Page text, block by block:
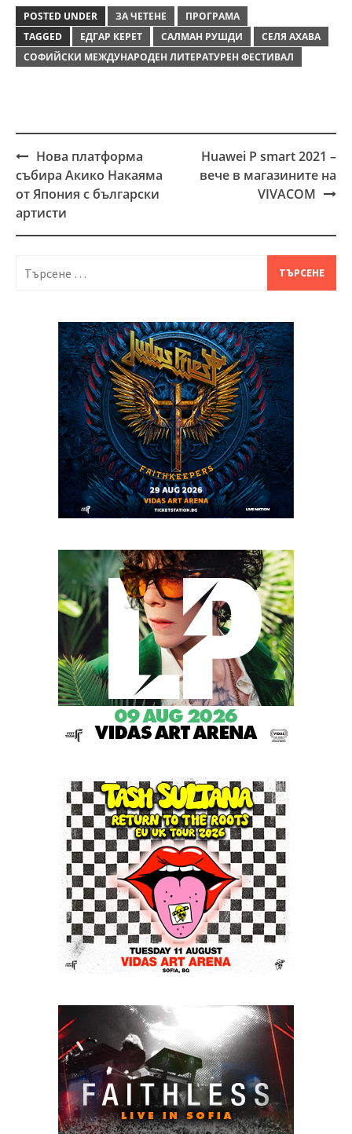
POSTED UNDER ЗА ЧЕТЕНЕ
ПРОГРАМА
TAGGED
ЕДГАР КЕРЕТ САЛМАН РУШДИ
СЕЛЯ АХАВА
СОФИЙСКИ МЕЖДУНАРОДЕН ЛИТЕРАТУРЕН ФЕСТИВАЛ
Post
navigation
Нова платформа
събира Акико Накаяма
от Япония с български
артисти
Huawei P smart 2021 –
вече в магазините на
VIVACOM
за: